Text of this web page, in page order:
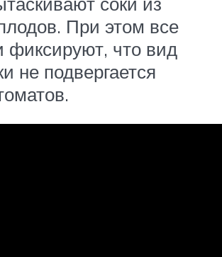
При этом все
фиксируют, что вид
не подвергается